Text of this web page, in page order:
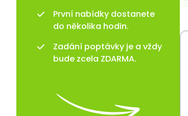
První nabídky dostanete
do několika hodin.
Zadání poptávky je a vždy
bude zcela ZDARMA.